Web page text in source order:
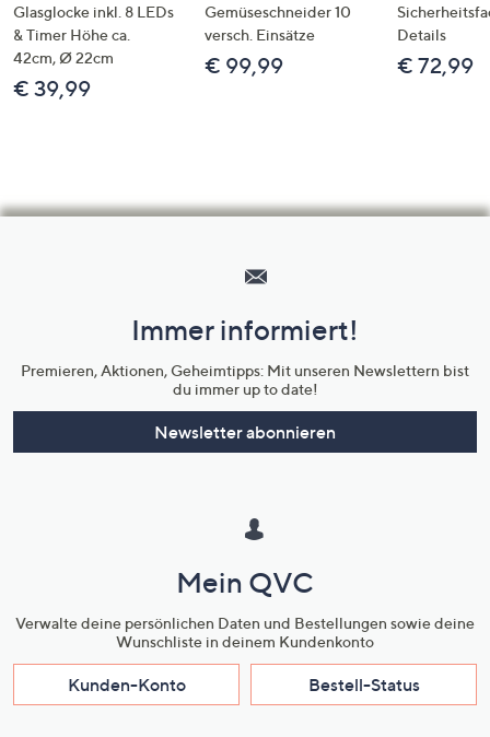
Glasglocke inkl. 8 LEDs
& Timer Höhe ca.
42cm, Ø 22cm
€ 39,99
Gemüseschneider 10
versch. Einsätze
€ 99,99
Details
€ 72,99
Unternehmensinformationen
Immer informiert!
Premieren, Aktionen, Geheimtipps: Mit unseren Newslettern bist
du immer up to date!
Newsletter abonnieren
Mein QVC
Verwalte deine persönlichen Daten und Bestellungen sowie deine
Wunschliste in deinem Kundenkonto
Kunden-Konto Bestell-Status